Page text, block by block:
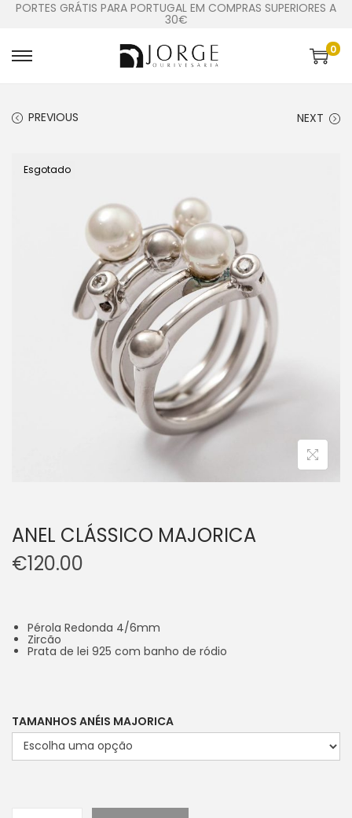
PORTES GRÁTIS PARA PORTUGAL EM COMPRAS SUPERIORES A
30€
0
PREVIOUS NEXT
Esgotado
ANEL CLÁSSICO MAJORICA
€120.00
Pérola Redonda 4/6mm
Zircão
Prata de lei 925 com banho de ródio
TAMANHOS ANÉIS MAJORICA